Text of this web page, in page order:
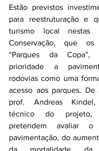
Estão previstos
para reestruturação e
turismo local nestas
Conservação, que
“Parques da Copa”,
prioridade a
rodovias como uma
acesso aos parques.
prof. Andreas Kindel,
técnico do projeto,
pretendem avaliar
pavimentação, do
da mortalidade